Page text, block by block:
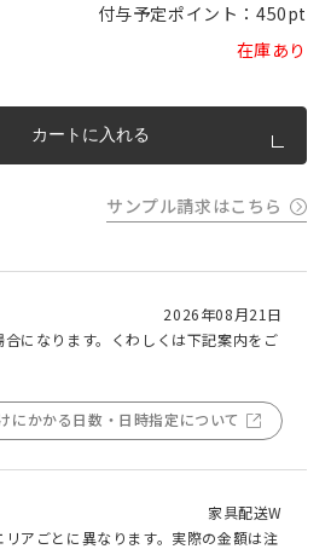
付与予定ポイント： 450pt
在庫あり
カートに入れる
サンプル請求はこちら
2026年08月21日
になります。くわしくは下記案内をご
にかかる日数・日時指定について
家具配送W
アごとに異なります。実際の金額は注